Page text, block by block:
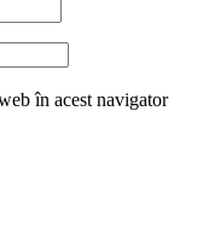
în acest navigator